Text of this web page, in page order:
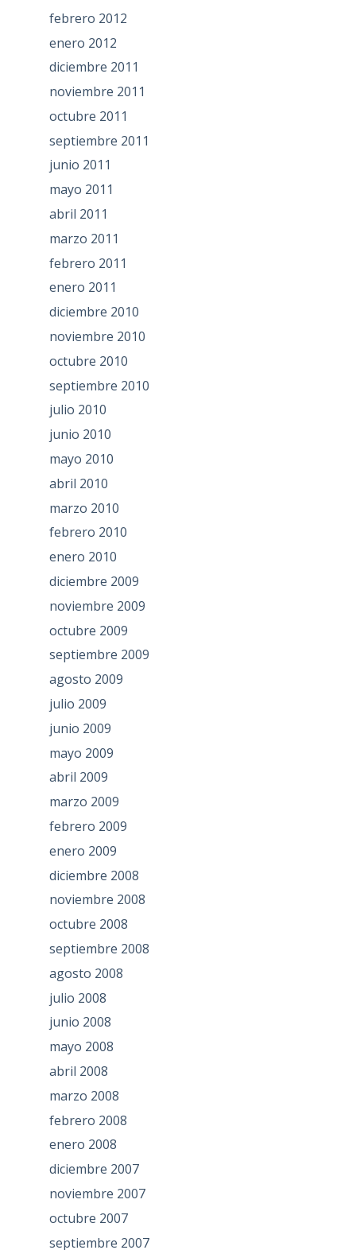
febrero 2012
enero 2012
diciembre 2011
noviembre 2011
octubre 2011
septiembre 2011
junio 2011
mayo 2011
abril 2011
marzo 2011
febrero 2011
enero 2011
diciembre 2010
noviembre 2010
octubre 2010
septiembre 2010
julio 2010
junio 2010
mayo 2010
abril 2010
marzo 2010
febrero 2010
enero 2010
diciembre 2009
noviembre 2009
octubre 2009
septiembre 2009
agosto 2009
julio 2009
junio 2009
mayo 2009
abril 2009
marzo 2009
febrero 2009
enero 2009
diciembre 2008
noviembre 2008
octubre 2008
septiembre 2008
agosto 2008
julio 2008
junio 2008
mayo 2008
abril 2008
marzo 2008
febrero 2008
enero 2008
diciembre 2007
noviembre 2007
octubre 2007
septiembre 2007